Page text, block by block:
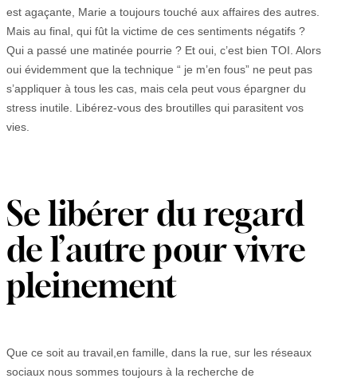
est agaçante, Marie a toujours touché aux affaires des autres.
Mais au final, qui fût la victime de ces sentiments négatifs ?
Qui a passé une matinée pourrie ? Et oui, c’est bien TOI. Alors
oui évidemment que la technique “ je m’en fous” ne peut pas
s’appliquer à tous les cas, mais cela peut vous épargner du
stress inutile. Libérez-vous des broutilles qui parasitent vos
vies.
Se libérer du regard
de l’autre pour vivre
pleinement
Que ce soit au travail,en famille, dans la rue, sur les réseaux
sociaux nous sommes toujours à la recherche de